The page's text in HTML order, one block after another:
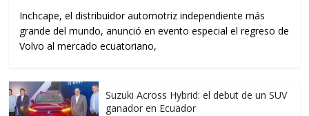
Inchcape, el distribuidor automotriz independiente más
grande del mundo, anunció en evento especial el regreso de
Volvo al mercado ecuatoriano,
Suzuki Across Hybrid: el debut de un SUV
ganador en Ecuador